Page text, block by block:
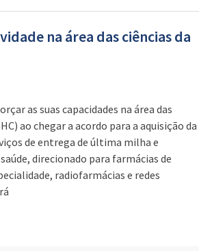
na área das ciências da
as suas capacidades na área das
ao chegar a acordo para a aquisição da
de entrega de última milha e
direcionado para farmácias de
radiofarmácias e redes